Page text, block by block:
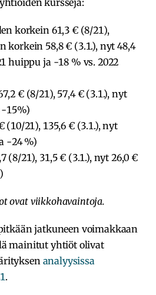
korkein 61,3 € (8/21),
korkein 58,8 € (3.1.), nyt 48,4
huippu ja -18 % vs. 2022
€ (8/21), 57,4 € (3.1.), nyt
-15%)
(10/21), 135,6 € (3.1.), nyt
-24 %)
(8/21), 31,5 € (3.1.), nyt 26,0 €
ovat viikkohavaintoja.
jatkuneen voimakkaan
mainitut yhtiöt olivat
analyysissa
.